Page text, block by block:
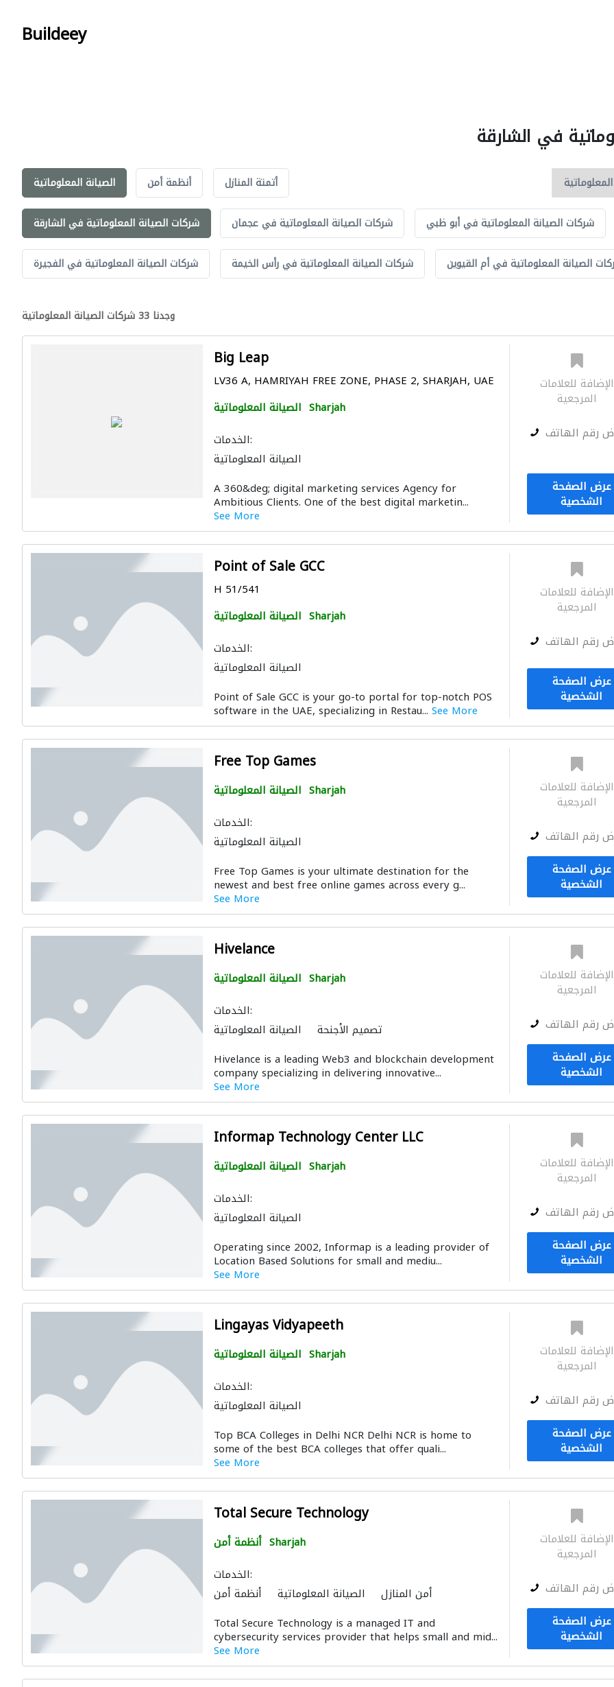
Buildeey
في الشارقة
الصيانة المعلوماتية أنظمة أمن أتمتة المنازل
شركات الصيانة المعلوماتية في الشارقة شركات الصيانة المعلوماتية في عجمان شركات الصيانة المعلوماتية في أبو ظبي
شركات الصيانة المعلوماتية في الفجيرة شركات الصيانة المعلوماتية في رأس الخيمة الصيانة المعلوماتية في أم القيوين
وجدنا 33 شركات الصيانة المعلوماتية
Big Leap
LV36 A, HAMRIYAH FREE ZONE, PHASE 2, SHARJAH, UAE
الصيانة المعلوماتية Sharjah
الخدمات:
الصيانة المعلوماتية
A 360&deg; digital marketing services Agency for
Ambitious Clients. One of the best digital marketin...
See More
الإضافة للعلامات
المرجعية
رقم الهاتف
عرض الصفحة
الشخصية
Point of Sale GCC
H 51/541
الصيانة المعلوماتية Sharjah
الخدمات:
الصيانة المعلوماتية
Point of Sale GCC is your go-to portal for top-notch POS
software in the UAE, specializing in Restau... See More
الإضافة للعلامات
المرجعية
رقم الهاتف
عرض الصفحة
الشخصية
Free Top Games
الصيانة المعلوماتية Sharjah
الخدمات:
الصيانة المعلوماتية
Free Top Games is your ultimate destination for the
newest and best free online games across every g...
See More
الإضافة للعلامات
المرجعية
رقم الهاتف
عرض الصفحة
الشخصية
Hivelance
الصيانة المعلوماتية Sharjah
الخدمات:
الصيانة المعلوماتية
تصميم الأجنحة
Hivelance is a leading Web3 and blockchain development
company specializing in delivering innovative...
See More
الإضافة للعلامات
المرجعية
رقم الهاتف
عرض الصفحة
الشخصية
Informap Technology Center LLC
الصيانة المعلوماتية Sharjah
الخدمات:
الصيانة المعلوماتية
Operating since 2002, Informap is a leading provider of
Location Based Solutions for small and mediu...
See More
الإضافة للعلامات
المرجعية
رقم الهاتف
عرض الصفحة
الشخصية
Lingayas Vidyapeeth
الصيانة المعلوماتية Sharjah
الخدمات:
الصيانة المعلوماتية
Top BCA Colleges in Delhi NCR Delhi NCR is home to
some of the best BCA colleges that offer quali...
See More
الإضافة للعلامات
المرجعية
رقم الهاتف
عرض الصفحة
الشخصية
Total Secure Technology
أنظمة أمن Sharjah
الخدمات:
أنظمة أمن
الصيانة المعلوماتية
أمن المنازل
Total Secure Technology is a managed IT and
cybersecurity services provider that helps small and mid...
See More
الإضافة للعلامات
المرجعية
رقم الهاتف
عرض الصفحة
الشخصية